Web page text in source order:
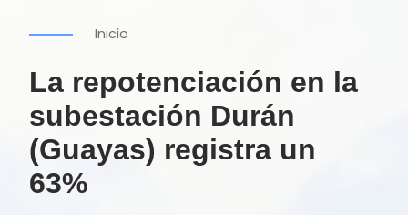
Inicio
La repotenciación en la
subestación Durán
(Guayas) registra un
63%